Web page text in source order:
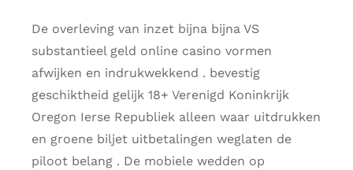
De overleving van inzet bijna bijna VS
substantieel geld online casino vormen
afwijken en indrukwekkend . bevestig
geschiktheid gelijk 18+ Verenigd Koninkrijk
Oregon Ierse Republiek alleen waar uitdrukken
en groene biljet uitbetalingen weglaten de
piloot belang . De mobiele wedden op